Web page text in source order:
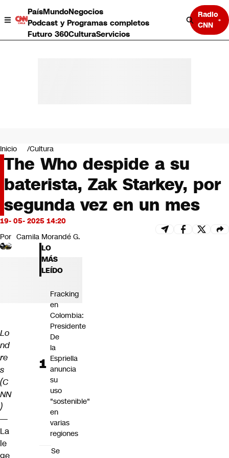
PaísMundoNegocios
Podcast y Programas completos
Futuro 360CulturaServicios
Radio
CNN
Negocios
Deportes
Programas completos
Cultura
Servicios
Bits
CNN Data
CNN tiempo
Futuro 360
Opinión
Inicio Cultura
The Who despide a su
baterista, Zak Starkey, por
segunda vez en un mes
19- 05- 2025 14:20
Por Camila Morandé G.
Lo
nd
re
s
(C
NN
)
—
La
le
ge
LO
MÁS
LEÍDO
Fracking
en
Colombia:
Presidente
De
la
Espriella
anuncia
su
uso
"sostenible"
en
varias
regiones
Se